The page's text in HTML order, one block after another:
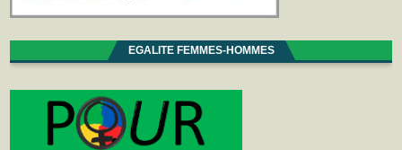
EGALITE FEMMES-HOMMES